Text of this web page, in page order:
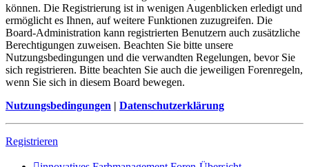
können. Die Registrierung ist in wenigen Augenblicken erledigt und
ermöglicht es Ihnen, auf weitere Funktionen zuzugreifen. Die
Board-Administration kann registrierten Benutzern auch zusätzliche
Berechtigungen zuweisen. Beachten Sie bitte unsere
Nutzungsbedingungen und die verwandten Regelungen, bevor Sie
sich registrieren. Bitte beachten Sie auch die jeweiligen Forenregeln,
wenn Sie sich in diesem Board bewegen.
Nutzungsbedingungen | Datenschutzerklärung
Registrieren